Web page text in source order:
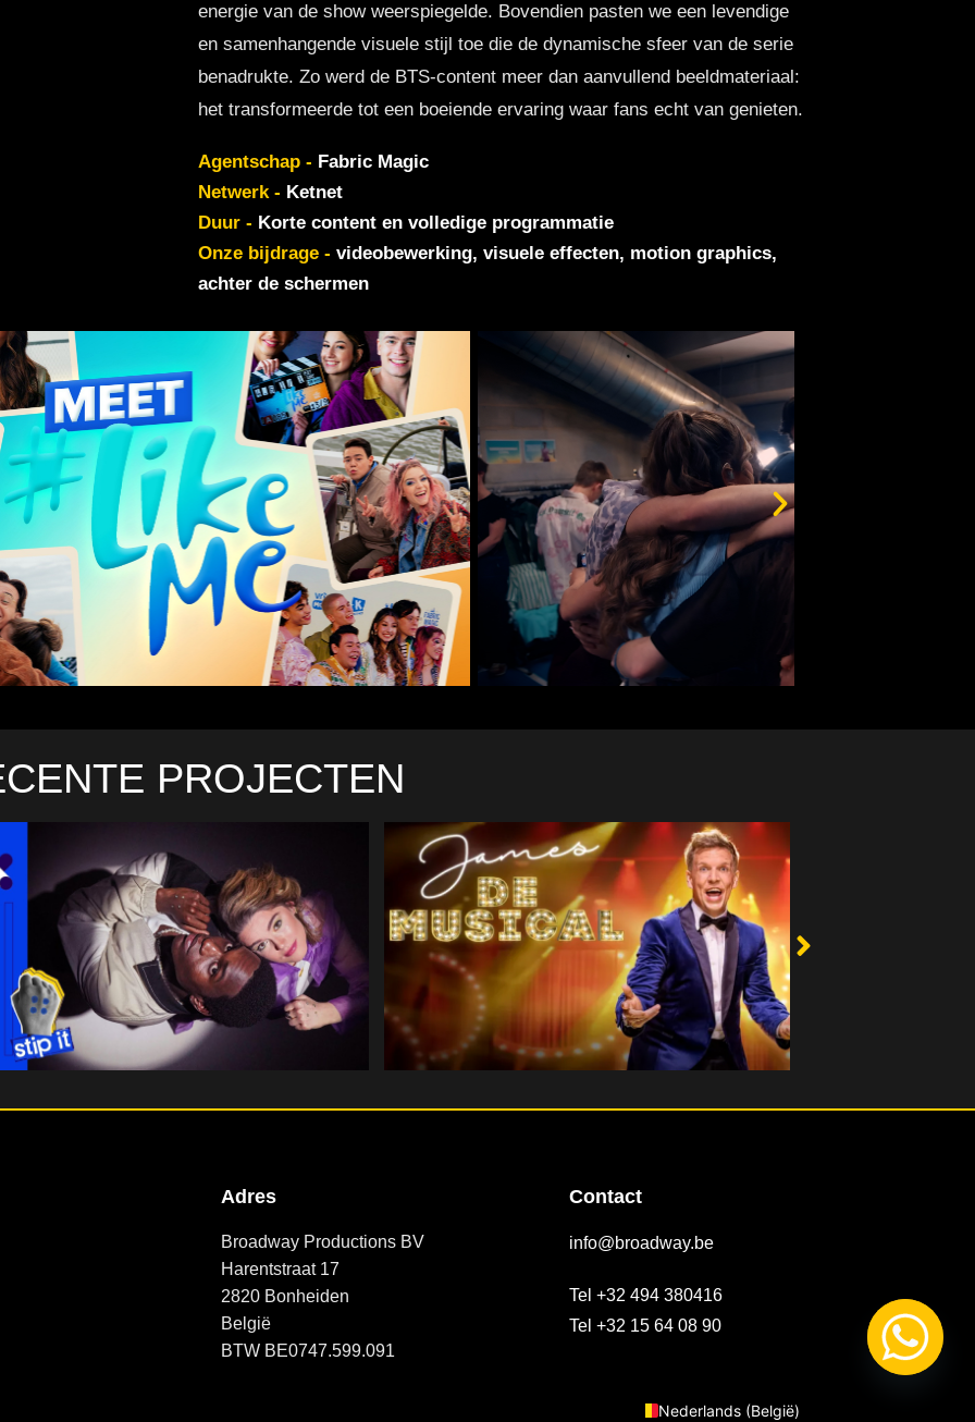
energie van de show weerspiegelde. Bovendien pasten we een levendige
en samenhangende visuele stijl toe die de dynamische sfeer van de serie
benadrukte. Zo werd de BTS-content meer dan aanvullend beeldmateriaal:
het transformeerde tot een boeiende ervaring waar fans echt van genieten.
Agentschap - Fabric Magic
Netwerk - Ketnet
Duur - Korte content en volledige programmatie
Onze bijdrage - videobewerking, visuele effecten, motion graphics,
achter de schermen
PROJECTEN
Adres
Broadway Productions BV
Harentstraat 17
2820 Bonheiden
België
BTW BE0747.599.091
Contact
info@broadway.be
Tel +32 494 380416
Tel +32 15 64 08 90
Nederlands (België)